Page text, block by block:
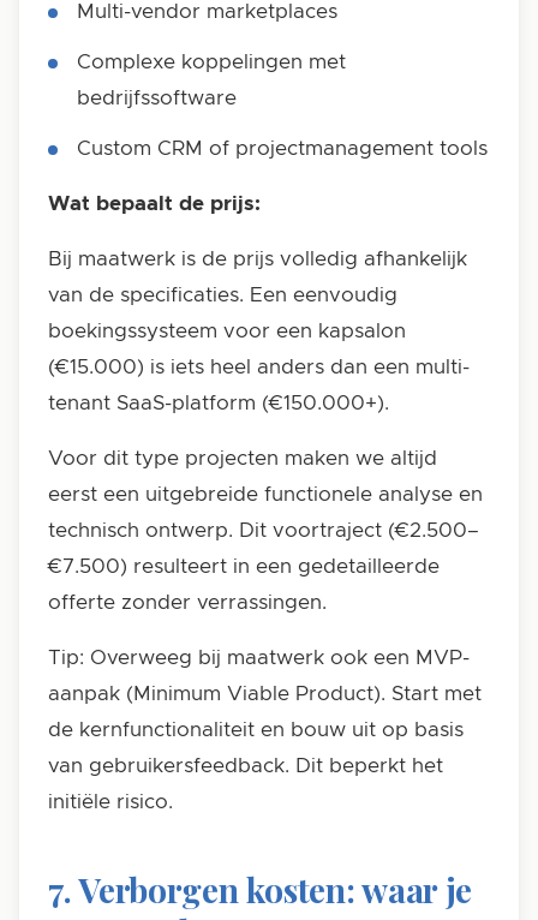
Multi-vendor marketplaces
Complexe koppelingen met
bedrijfssoftware
Custom CRM of projectmanagement tools
Wat bepaalt de prijs:
Bij maatwerk is de prijs volledig afhankelijk
van de specificaties. Een eenvoudig
boekingssysteem voor een kapsalon
(€15.000) is iets heel anders dan een multi-
tenant SaaS-platform (€150.000+).
Voor dit type projecten maken we altijd
eerst een uitgebreide functionele analyse en
technisch ontwerp. Dit voortraject (€2.500–
€7.500) resulteert in een gedetailleerde
offerte zonder verrassingen.
Tip: Overweeg bij maatwerk ook een MVP-
aanpak (Minimum Viable Product). Start met
de kernfunctionaliteit en bouw uit op basis
van gebruikersfeedback. Dit beperkt het
initiële risico.
7. Verborgen kosten: waar je